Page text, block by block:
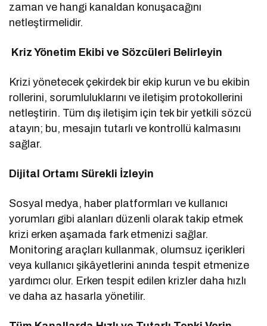
zaman ve hangi kanaldan konuşacağını
netleştirmelidir.
Kriz Yönetim Ekibi ve Sözcüleri Belirleyin
Krizi yönetecek çekirdek bir ekip kurun ve bu ekibin
rollerini, sorumluluklarını ve iletişim protokollerini
netleştirin. Tüm dış iletişim için tek bir yetkili sözcü
atayın; bu, mesajın tutarlı ve kontrollü kalmasını
sağlar.
Dijital Ortamı Sürekli İzleyin
Sosyal medya, haber platformları ve kullanıcı
yorumları gibi alanları düzenli olarak takip etmek
krizi erken aşamada fark etmenizi sağlar.
Monitoring araçları kullanmak, olumsuz içerikleri
veya kullanıcı şikâyetlerini anında tespit etmenize
yardımcı olur. Erken tespit edilen krizler daha hızlı
ve daha az hasarla yönetilir.